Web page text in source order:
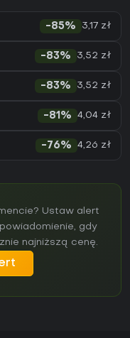
-85% 3,17 zł
-83% 3,52 zł
-83% 3,52 zł
-81% 4,04 zł
-76% 4,26 zł
Ustaw alert
gdy
najniższą cenę.